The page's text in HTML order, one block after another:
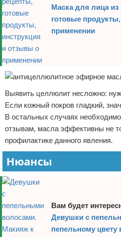
Маска для лица
готовые
применении
Выявить целлюлит несложно:
Если кожный покров гладкий,
В остальных случаях
отзывам, масла эффективны не
профилактике данного явления.
Нюансы
Вам будет
Девушки с
пепельному цвету